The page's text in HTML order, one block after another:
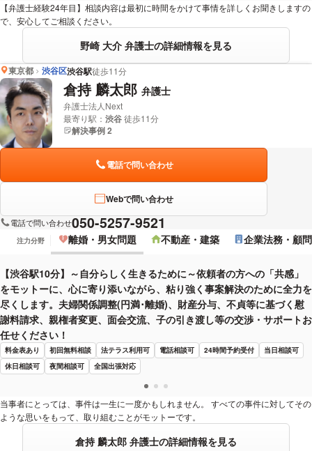
【弁護士経験24年目】相談内容は最初に時間をかけて事情を詳しくお聞きしますの
で、安心してご相談ください。
野崎 大介 弁護士の詳細情報を見る
東京都 渋谷区渋谷駅徒歩11分
倉持 麟太郎 弁護士
弁護士法人Next
最寄り駅： 渋谷徒歩11分
解決事例 2
電話で問い合わせ
Webで問い合わせ
電話で問い合わせ050-5257-9521
注力分野 離婚・男女問題 不動産・建築 企業法務・顧
【渋谷駅10分】～自分らしく生きるために～依頼者の方への「共感」
をモットーに、心に寄り添いながら、粘り強く事案解決のために全力を
尽くします。夫婦関係調整(円満･離婚)、財産分与、不貞等に基づく慰
謝料請求、親権者変更、面会交流、子の引き渡し等の交渉・サポートお
任せください！
料金表あり 初回無料相談 法テラス利用可 電話相談可 24時間予約受付
当日相談可
休日相談可
夜間相談可 全国出張対応
当事者にとっては、事件は一生に一度かもしれません。 すべての事件に対してその
ような思いをもって、取り組むことがモットーです。
倉持 麟太郎 弁護士の詳細情報を見る